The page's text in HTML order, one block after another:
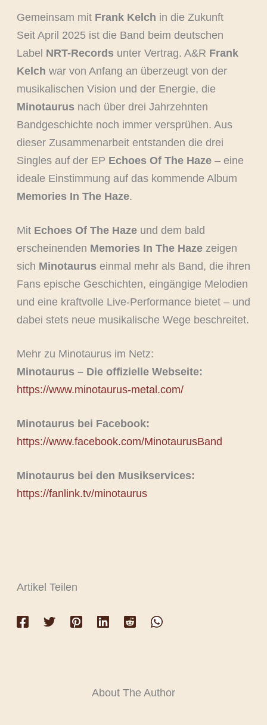
Gemeinsam mit Frank Kelch in die Zukunft
Seit April 2025 ist die Band beim deutschen
Label NRT-Records unter Vertrag. A&R Frank
Kelch war von Anfang an überzeugt von der
musikalischen Vision und der Energie, die
Minotaurus nach über drei Jahrzehnten
Bandgeschichte noch immer versprühen. Aus
dieser Zusammenarbeit entstanden die drei
Singles auf der EP Echoes Of The Haze– eine
ideale Einstimmung auf das kommende Album
Memories In The Haze.
Mit Echoes Of The Hazeund dem bald
erscheinenden Memories In The Hazezeigen
sich Minotaurus einmal mehr als Band, die ihren
Fans epische Geschichten, eingängige Melodien
und eine kraftvolle Live-Performance bietet – und
dabei stets neue musikalische Wege beschreitet.
Mehr zu Minotaurus im Netz:
Minotaurus – Die offizielle Webseite:
https://www.minotaurus-metal.com/
Minotaurus bei Facebook:
https://www.facebook.com/MinotaurusBand
Minotaurus bei den Musikservices:
https://fanlink.tv/minotaurus
Artikel Teilen
About The Author